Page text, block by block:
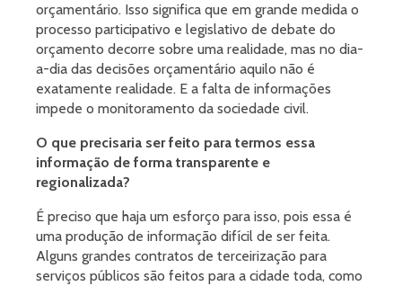
orçamentário. Isso significa que em grande medida o
processo participativo e legislativo de debate do
orçamento decorre sobre uma realidade, mas no dia-
a-dia das decisões orçamentário aquilo não é
exatamente realidade. E a falta de informações
impede o monitoramento da sociedade civil.
O que precisaria ser feito para termos essa
informação de forma transparente e
regionalizada?
É preciso que haja um esforço para isso, pois essa é
uma produção de informação difícil de ser feita.
Alguns grandes contratos de terceirização para
serviços públicos são feitos para a cidade toda, como